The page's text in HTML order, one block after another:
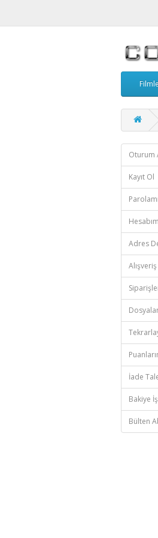
Oturum
Kayıt Ol
Hesabım
Adres
İade
Bakiye
Bülten